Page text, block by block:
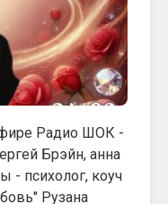
Радио ШОК -
Брэйн, анна
- психолог, коуч
Рузана